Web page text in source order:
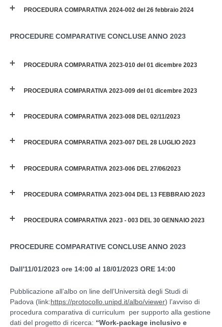
PROCEDURA COMPARATIVA 2024-002 del 26 febbraio 2024
PROCEDURE COMPARATIVE CONCLUSE ANNO 2023
PROCEDURA COMPARATIVA 2023-010 del 01 dicembre 2023
PROCEDURA COMPARATIVA 2023-009 del 01 dicembre 2023
PROCEDURA COMPARATIVA 2023-008 DEL 02/11/2023
PROCEDURA COMPARATIVA 2023-007 DEL 28 LUGLIO 2023
PROCEDURA COMPARATIVA 2023-006 DEL 27/06/2023
PROCEDURA COMPARATIVA 2023-004 DEL 13 FEBBRAIO 2023
PROCEDURA COMPARATIVA 2023 - 003 DEL 30 GENNAIO 2023
PROCEDURE COMPARATIVE CONCLUSE ANNO 2023
Dall'11/01/2023 ore 14:00 al 18/01/2023 ORE 14:00
Pubblicazione all’albo on line dell’Università degli Studi di
Padova (link:https://protocollo.unipd.it/albo/viewer) l’avviso di
procedura comparativa di curriculum per supporto alla gestione
dati del progetto di ricerca: “Work-package inclusivo e